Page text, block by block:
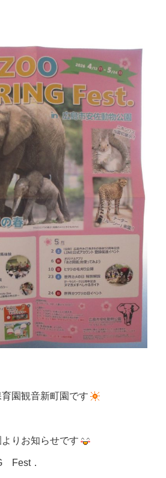
園観音新町園です
りお知らせです
Fest．